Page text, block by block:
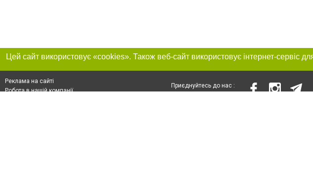
Реклама на сайті
Робота в нашій компанії
Приєднуйтесь до нас :